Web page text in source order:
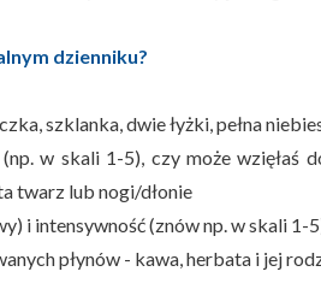
dzienniku?
szklanka, dwie łyżki, pełna
w skali 1-5), czy może wzięłaś
twarz lub nogi/dłonie
i intensywność (znów np. w skali 1-
płynów - kawa, herbata i jej